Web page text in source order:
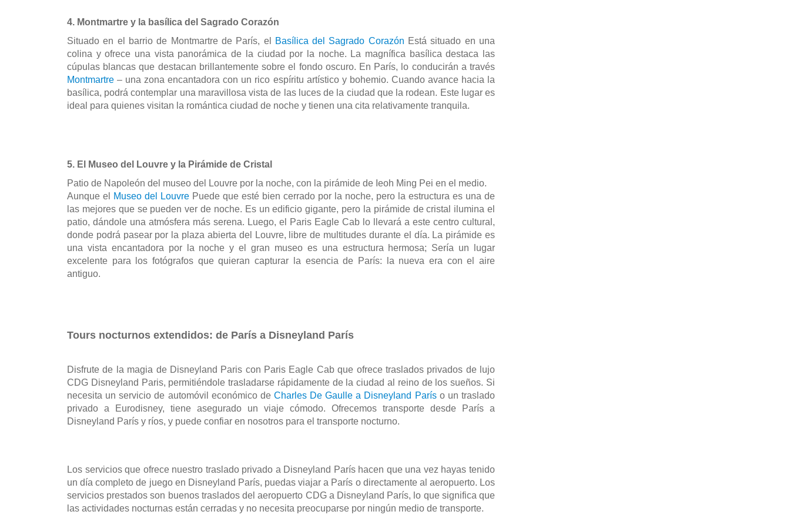
4. Montmartre y la basílica del Sagrado Corazón
Situado en el barrio de Montmartre de París, el
Basílica del Sagrado Corazón Está situado en una
colina y ofrece una vista panorámica de la ciudad por la noche. La magnífica basílica destaca las
Montmartre – una zona encantadora con un rico espíritu artístico y bohemio. Cuando avance hacia la
basílica, podrá contemplar una maravillosa vista de las luces de la ciudad que la rodean. Este lugar es
ideal para quienes visitan la romántica ciudad de noche y tienen una cita relativamente tranquila.
5. El Museo del Louvre y la Pirámide de Cristal
Patio de Napoleón del museo del Louvre por la noche, con la pirámide de Ieoh Ming Pei en el medio.
Aunque el
Museo del Louvre Puede que esté bien cerrado por la noche, pero la estructura es una de
las mejores que se pueden ver de noche. Es un edificio gigante, pero la pirámide de cristal ilumina el
patio, dándole una atmósfera más serena. Luego, el Paris Eagle Cab lo llevará a este centro cultural,
donde podrá pasear por la plaza abierta del Louvre, libre de multitudes durante el día. La pirámide es
una vista encantadora por la noche y el gran museo es una estructura hermosa; Sería un lugar
excelente para los fotógrafos que quieran capturar la esencia de París: la nueva era con el aire
antiguo.
Tours nocturnos extendidos: de París a Disneyland París
Disfrute de la magia de Disneyland Paris con Paris Eagle Cab que ofrece traslados privados de lujo
CDG Disneyland Paris, permitiéndole trasladarse rápidamente de la ciudad al reino de los sueños. Si
necesita un servicio de automóvil económico de Charles De Gaulle a Disneyland París o un traslado
privado a Eurodisney, tiene asegurado un viaje cómodo. Ofrecemos transporte desde París a
Disneyland París y ríos, y puede confiar en nosotros para el transporte nocturno.
Los servicios que ofrece nuestro traslado privado a Disneyland París hacen que una vez hayas tenido
un día completo de juego en Disneyland París, puedas viajar a París o directamente al aeropuerto. Los
servicios prestados son buenos traslados del aeropuerto CDG a Disneyland París, lo que significa que
las actividades nocturnas están cerradas y no necesita preocuparse por ningún medio de transporte.